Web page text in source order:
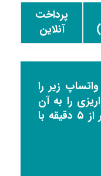
پرداخت
آنلاین
زیر را
را به آن
ارسال نمایید تا وکیل در کمتر از ۵ دقیقه با